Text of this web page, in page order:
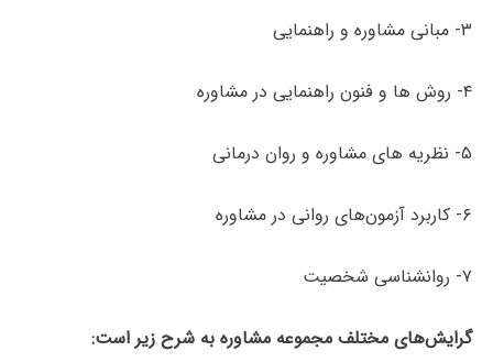
۳- مبانی مشاوره و راهنمایی
۴- روش ها و فنون راهنمایی در مشاوره
۵- نظریه های مشاوره و روان درمانی
۶- کاربرد آزمون‌های روانی در مشاوره
۷- روانشناسی شخصیت
گرایش‌های مختلف مجموعه مشاوره به شرح زیر است: